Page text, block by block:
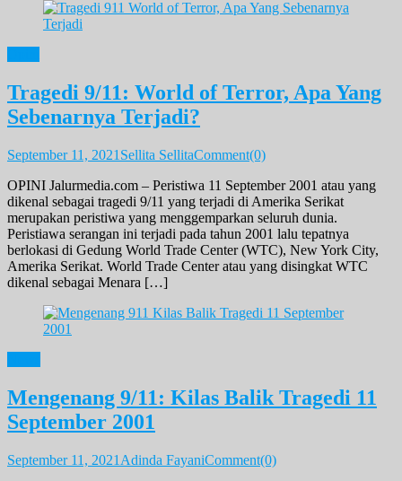
Tragedi 9/11: World of Terror, Apa Yang
Sebenarnya Terjadi?
September 11, 2021 Sellita SellitaComment(0)
OPINI Jalurmedia.com – Peristiwa 11 September 2001 atau yang
dikenal sebagai tragedi 9/11 yang terjadi di Amerika Serikat
merupakan peristiwa yang menggemparkan seluruh dunia.
Peristiawa serangan ini terjadi pada tahun 2001 lalu tepatnya
berlokasi di Gedung World Trade Center (WTC), New York City,
Amerika Serikat. World Trade Center atau yang disingkat WTC
dikenal sebagai Menara […]
Mengenang 9/11: Kilas Balik Tragedi 11
September 2001
September 11, 2021 Adinda FayaniComment(0)